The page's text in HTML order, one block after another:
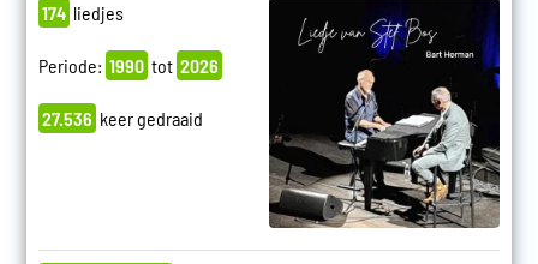
174 liedjes
Periode: 1990 tot 2026
27.536 keer gedraaid